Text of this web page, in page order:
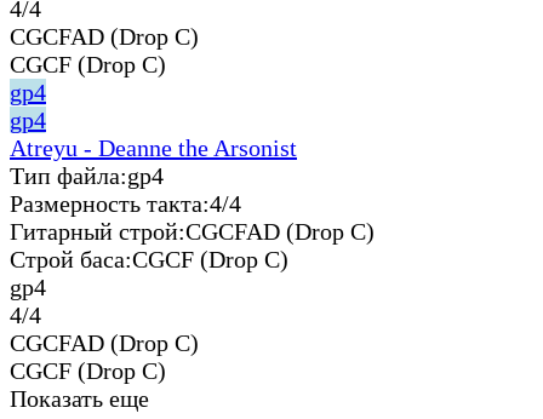
4/4
CGCFAD (Drop C)
CGCF (Drop C)
gp4
gp4
Atreyu - Deanne the Arsonist
Тип файла:gp4
Размерность такта:4/4
Гитарный строй:CGCFAD (Drop C)
Строй баса:CGCF (Drop C)
gp4
4/4
CGCFAD (Drop C)
CGCF (Drop C)
Показать еще